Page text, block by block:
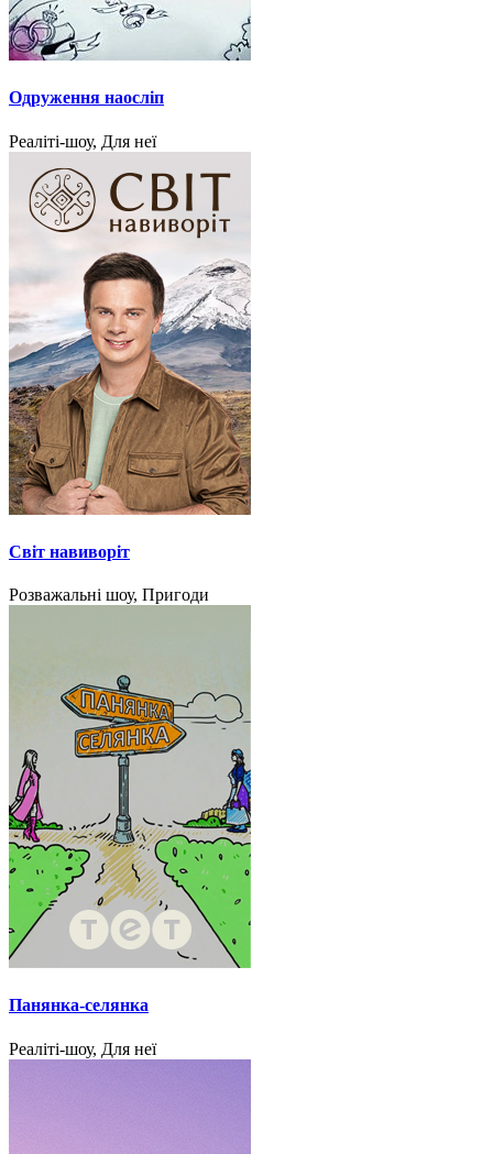
Одруження наосліп
Реаліті-шоу, Для неї
Світ навиворіт
Розважальні шоу, Пригоди
Панянка-селянка
Реаліті-шоу, Для неї